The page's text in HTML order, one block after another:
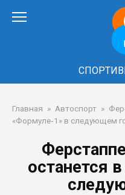
Главная » Автоспорт »
«Формуле‑1» в следующем
останется